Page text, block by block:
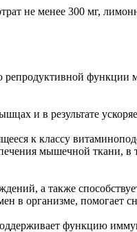
не менее 300 мг,
функции
и в результате
к классу
мышечной ткани,
а также
в организме, помогает
функцию